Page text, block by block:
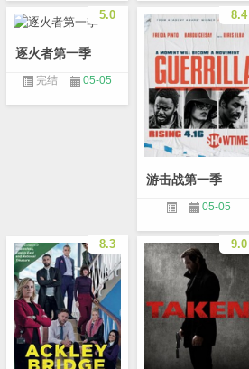
5.0
逐火者第一季
完结 05-05
8.4
游击战第一季
05-05
8.3 9.0